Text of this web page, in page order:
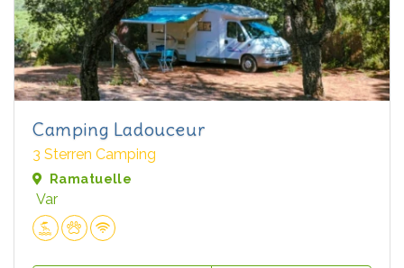
Camping Ladouceur
3 Sterren Camping
Ramatuelle
Var